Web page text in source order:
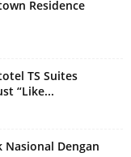
Residence
TS Suites
“Like...
Nasional Dengan